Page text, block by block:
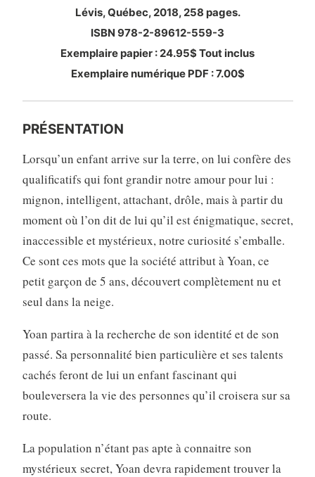
Lévis, Québec, 2018, 258 pages.
ISBN 978-2-89612-559-3
Exemplaire papier : 24.95$ Tout inclus
Exemplaire numérique PDF : 7.00$
PRÉSENTATION
Lorsqu’un enfant arrive sur la terre, on lui confère des
qualificatifs qui font grandir notre amour pour lui :
mignon, intelligent, attachant, drôle, mais à partir du
moment où l’on dit de lui qu’il est énigmatique, secret,
inaccessible et mystérieux, notre curiosité s’emballe.
Ce sont ces mots que la société attribut à Yoan, ce
petit garçon de 5 ans, découvert complètement nu et
seul dans la neige.
Yoan partira à la recherche de son identité et de son
passé. Sa personnalité bien particulière et ses talents
cachés feront de lui un enfant fascinant qui
bouleversera la vie des personnes qu’il croisera sur sa
route.
La population n’étant pas apte à connaitre son
mystérieux secret, Yoan devra rapidement trouver la